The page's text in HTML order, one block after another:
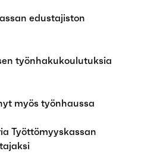
edustajiston
työnhakukoulutuksia
myös työnhaussa
Työttömyyskassan